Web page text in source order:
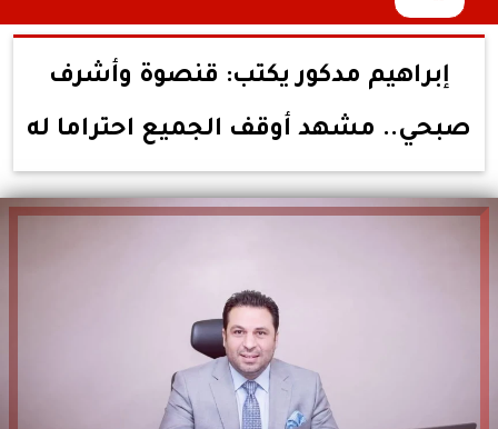
إبراهيم مدكور يكتب: قنصوة وأشرف
صبحي.. مشهد أوقف الجميع احتراما له